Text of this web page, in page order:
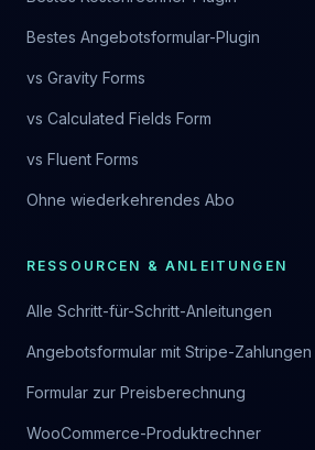
Bestes Angebotsformular-Plugin
vs Gravity Forms
vs Calculated Fields Form
vs Fluent Forms
Ohne wiederkehrendes Abo
RESSOURCEN & ANLEITUNGEN
Alle Schritt-für-Schritt-Anleitungen
Angebotsformular mit Stripe-Zahlungen
Formular zur Preisberechnung
WooCommerce-Produktrechner